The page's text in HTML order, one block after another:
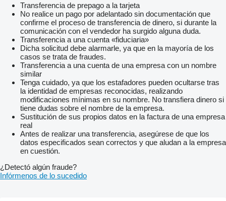
Transferencia de prepago a la tarjeta
No realice un pago por adelantado sin documentación que
confirme el proceso de transferencia de dinero, si durante la
comunicación con el vendedor ha surgido alguna duda.
Transferencia a una cuenta «fiduciaria»
Dicha solicitud debe alarmarle, ya que en la mayoría de los
casos se trata de fraudes.
Transferencia a una cuenta de una empresa con un nombre
similar
Tenga cuidado, ya que los estafadores pueden ocultarse tras
la identidad de empresas reconocidas, realizando
modificaciones mínimas en su nombre. No transfiera dinero si
tiene dudas sobre el nombre de la empresa.
Sustitución de sus propios datos en la factura de una empresa
real
Antes de realizar una transferencia, asegúrese de que los
datos especificados sean correctos y que aludan a la empresa
en cuestión.
¿Detectó algún fraude?
Infórmenos de lo sucedido